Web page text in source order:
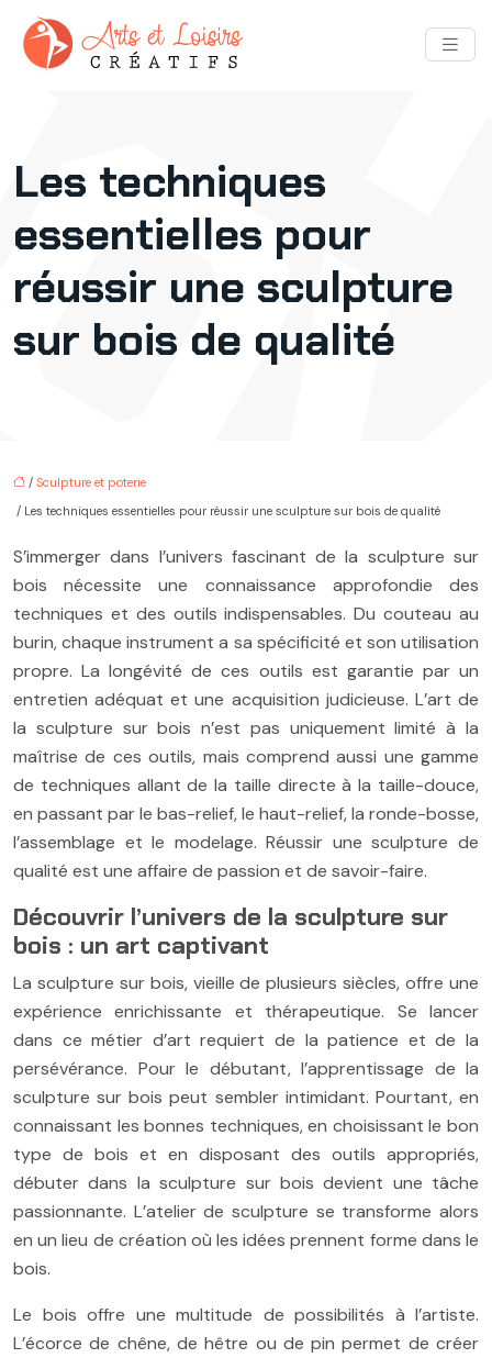
Les techniques
essentielles pour
réussir une sculpture
sur bois de qualité
/ Sculpture et poterie
/ Les techniques essentielles pour réussir une sculpture sur bois de qualité
S’immerger dans l’univers fascinant de la sculpture sur
bois nécessite une connaissance approfondie des
techniques et des outils indispensables. Du couteau au
burin, chaque instrument a sa spécificité et son utilisation
propre. La longévité de ces outils est garantie par un
entretien adéquat et une acquisition judicieuse. L’art de
la sculpture sur bois n’est pas uniquement limité à la
maîtrise de ces outils, mais comprend aussi une gamme
de techniques allant de la taille directe à la taille-douce,
en passant par le bas-relief, le haut-relief, la ronde-bosse,
l’assemblage et le modelage. Réussir une sculpture de
qualité est une affaire de passion et de savoir-faire.
Découvrir l’univers de la sculpture sur
bois : un art captivant
La sculpture sur bois, vieille de plusieurs siècles, offre une
expérience enrichissante et thérapeutique. Se lancer
dans ce métier d’art requiert de la patience et de la
persévérance. Pour le débutant, l’apprentissage de la
sculpture sur bois peut sembler intimidant. Pourtant, en
connaissant les bonnes techniques, en choisissant le bon
type de bois et en disposant des outils appropriés,
débuter dans la sculpture sur bois devient une tâche
passionnante. L’atelier de sculpture se transforme alors
en un lieu de création où les idées prennent forme dans le
bois.
Le bois offre une multitude de possibilités à l’artiste.
L’écorce de chêne, de hêtre ou de pin permet de créer